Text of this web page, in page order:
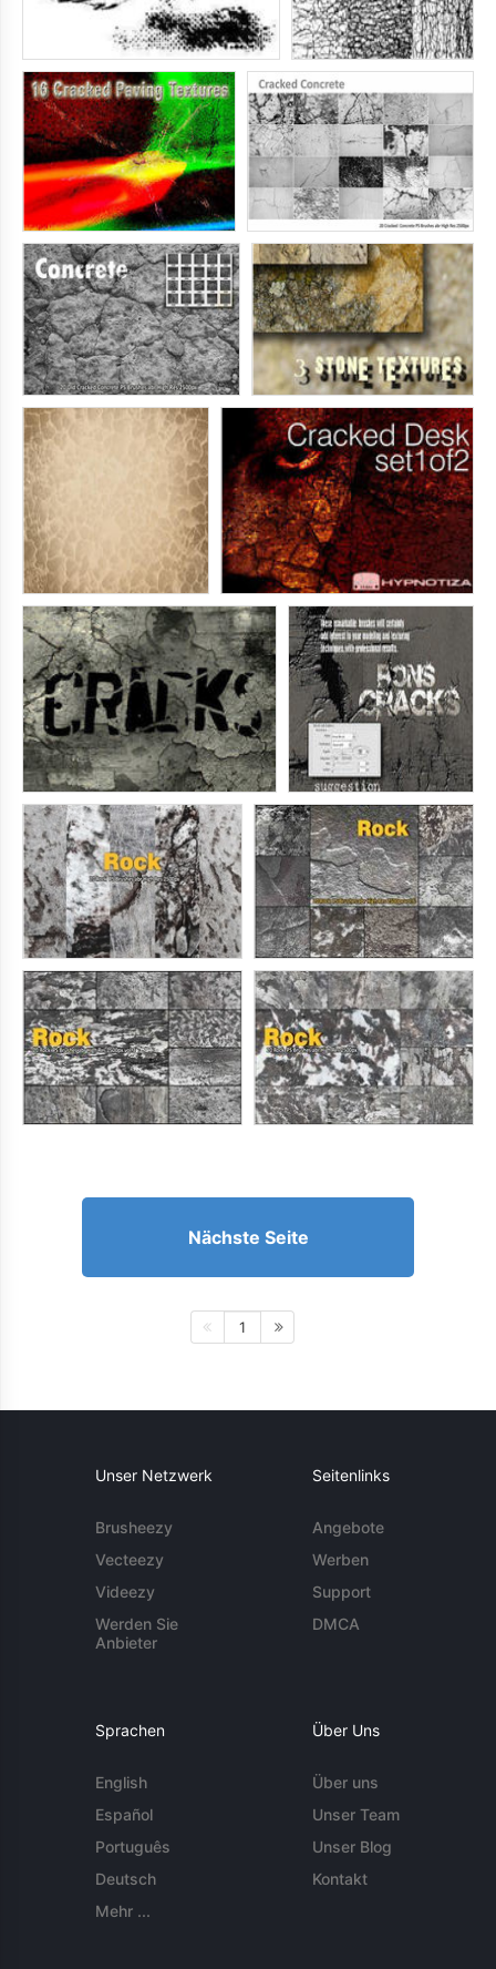
Nächste Seite
1
Unser Netzwerk
Brusheezy
Vecteezy
Videezy
Werden Sie
Anbieter
Seitenlinks
Angebote
Werben
Support
DMCA
Sprachen
English
Español
Português
Deutsch
Mehr ...
Über Uns
Über uns
Unser Team
Unser Blog
Kontakt